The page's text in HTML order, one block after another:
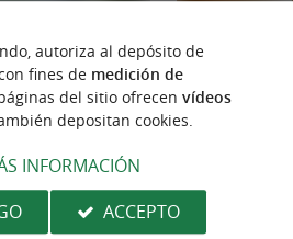
en las alturas
Un recorrido de
Fueron
autoriza al depósito de
fines de medición de
del sitio ofrecen vídeos
depositan cookies.
INFORMACIÓN
ACCEPTO